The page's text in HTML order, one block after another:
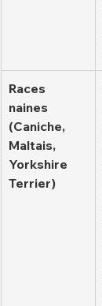
Races
naines
(Caniche,
Maltais,
Yorkshire
Terrier)